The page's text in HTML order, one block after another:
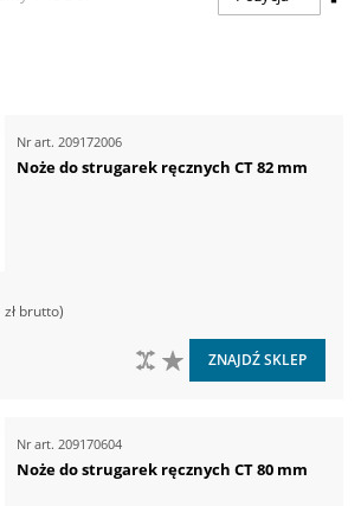
Nr art. 209172006
Noże do strugarek ręcznych CT 82 mm
DO LISTY ŻYCZEŃ
DO PORÓWNANIA
ZNAJDŹ SKLEP
Nr art. 209170604
Noże do strugarek ręcznych CT 80 mm